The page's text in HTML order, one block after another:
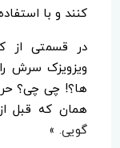
کنند و با
در قسمتی از
ویزویزک سرش
ها؟! چی چی؟
همان که قبل
گویی. »